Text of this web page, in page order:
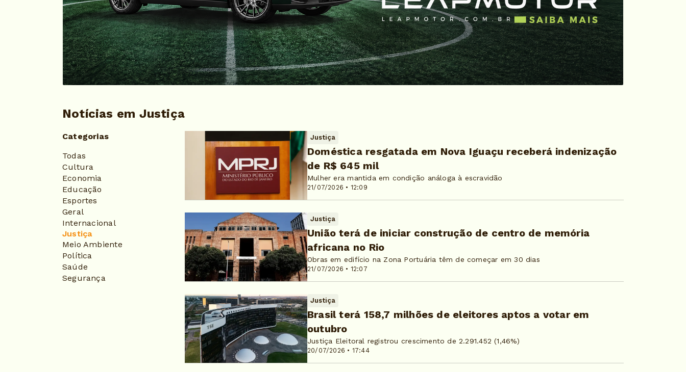
Notícias em Justiça
Categorias
Todas
Cultura
Economia
Educação
Esportes
Geral
Internacional
Justiça
Meio Ambiente
Política
Saúde
Segurança
Justiça
21/07/2026 • 12:09
Doméstica resgatada em Nova Iguaçu receberá indenização
de R$ 645 mil
Mulher era mantida em condição análoga à escravidão
Justiça
21/07/2026 • 12:07
União terá de iniciar construção de centro de memória
africana no Rio
Obras em edifício na Zona Portuária têm de começar em 30 dias
Justiça
20/07/2026 • 17:44
Brasil terá 158,7 milhões de eleitores aptos a votar em
outubro
Justiça Eleitoral registrou crescimento de 2.291.452 (1,46%)